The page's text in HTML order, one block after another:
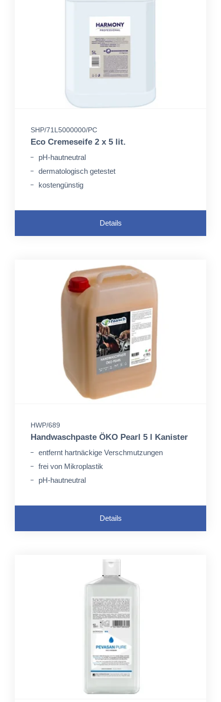
SHP/71L5000000/PC
Eco Cremeseife 2 x 5 lit.
pH-hautneutral
dermatologisch getestet
kostengünstig
Details
HWP/689
Handwaschpaste ÖKO Pearl 5 l Kanister
entfernt hartnäckige Verschmutzungen
frei von Mikroplastik
pH-hautneutral
Details